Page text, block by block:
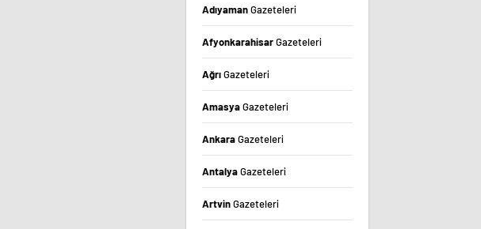
AdıyamanGazeteleri
AfyonkarahisarGazeteleri
AğrıGazeteleri
AmasyaGazeteleri
AnkaraGazeteleri
AntalyaGazeteleri
ArtvinGazeteleri